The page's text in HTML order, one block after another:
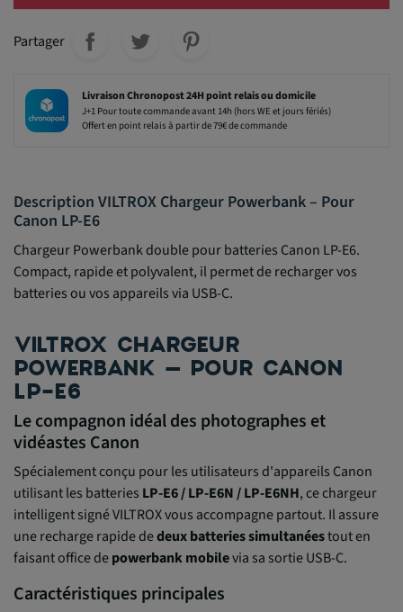
Partager
Livraison Chronopost 24H point relais ou domicile
J+1 Pour toute commande avant 14h (hors WE et jours fériés)
Offert en point relais à partir de 79€ de commande
Description VILTROX Chargeur Powerbank – Pour
Canon LP-E6
Chargeur Powerbank double pour batteries Canon LP-E6.
Compact, rapide et polyvalent, il permet de recharger vos
batteries ou vos appareils via USB-C.
VILTROX CHARGEUR
POWERBANK – POUR CANON
LP-E6
Le compagnon idéal des photographes et
vidéastes Canon
Spécialement conçu pour les utilisateurs d'appareils Canon
utilisant les batteries LP-E6 / LP-E6N / LP-E6NH, ce chargeur
intelligent signé VILTROX vous accompagne partout. Il assure
une recharge rapide dedeux batteries simultanéestout en
faisant office depowerbank mobilevia sa sortie USB-C.
Caractéristiques principales